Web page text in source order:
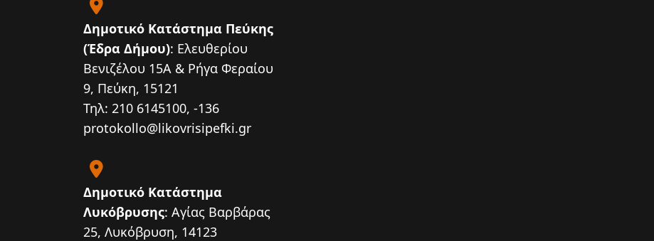
Δημοτικό Κατάστημα Πεύκης
(Έδρα Δήμου): Ελευθερίου
Βενιζέλου 15Α & Ρήγα Φεραίου
9, Πεύκη, 15121
Τηλ: 210 6145100, -136
protokollo@likovrisipefki.gr
Δημοτικό Κατάστημα
Λυκόβρυσης: Αγίας Βαρβάρας
25, Λυκόβρυση, 14123